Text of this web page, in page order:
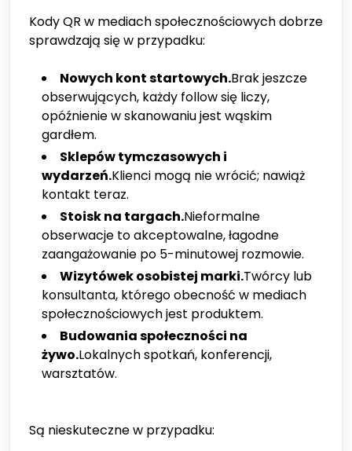
Kody QR w mediach społecznościowych dobrze
sprawdzają się w przypadku:
Nowych kont startowych.Brak jeszcze
obserwujących, każdy follow się liczy,
opóźnienie w skanowaniu jest wąskim
gardłem.
Sklepów tymczasowych i
wydarzeń.Klienci mogą nie wrócić; nawiąż
kontakt teraz.
Stoisk na targach.Nieformalne
obserwacje to akceptowalne, łagodne
zaangażowanie po 5-minutowej rozmowie.
Wizytówek osobistej marki.Twórcy lub
konsultanta, którego obecność w mediach
społecznościowych jest produktem.
Budowania społeczności na
żywo.Lokalnych spotkań, konferencji,
warsztatów.
Są nieskuteczne w przypadku: